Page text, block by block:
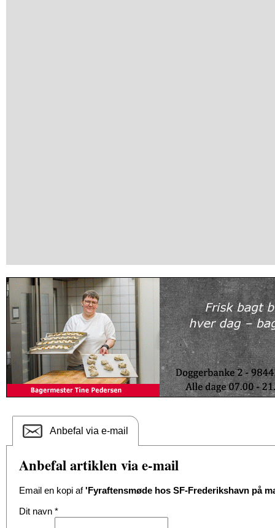
Anbefal via e-mail
Anbefal artiklen via e-mail
Email en kopi af'Fyraftensmøde hos SF-Frederikshavn på
Dit navn *